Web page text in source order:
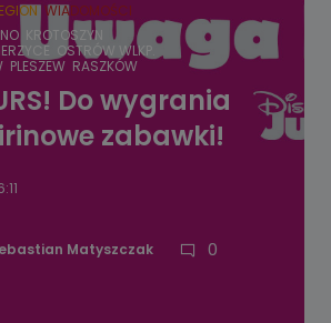
WIADOMOŚCI
KROTOSZYN
OSTRÓW WLKP.
PLESZEW RASZKÓW
Do wygrania
zabawki!
Matyszczak 0